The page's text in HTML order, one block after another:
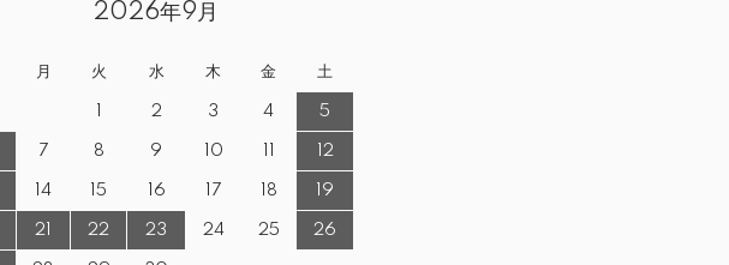
2026年9月
月 火 水 木 金 土
2 3 4 5
7 8 9 10 12
14 15 16 17 18 19
21 22 23 24 25 26